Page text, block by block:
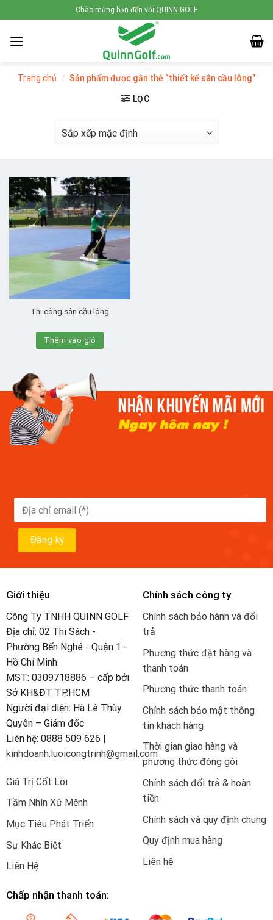
to
content
Chào mừng bạn đến với QUINN GOLF
Trang chủ / Sản phẩm được gắn thẻ “thiết kế sân cầu lông”
LỌC
Thi công sân cầu lông
Thêm vào giỏ
Giới thiệu
Công Ty TNHH QUINN GOLF
Địa chỉ: 02 Thi Sách -
Phường Bến Nghé - Quận 1 -
Hồ Chí Minh
MST: 0309718886 – cấp bởi
Sở KH&ĐT TP.HCM
Người đại diện: Hà Lê Thùy
Quyên – Giám đốc
Liên hệ: 0888 509 626 |
kinhdoanh.luoicongtrinh@gmail.com
Giá Trị Cốt Lõi
Tầm Nhìn Xứ Mệnh
Mục Tiêu Phát Triển
Sự Khác Biệt
Liên Hệ
Chính sách công ty
Chính sách bảo hành và đổi
trả
Phương thức đặt hàng và
thanh toán
Phương thức thanh toán
Chính sách bảo mật thông
tin khách hàng
Thời gian giao hàng và
phương thức đóng gói
Chính sách đổi trả & hoàn
tiền
Chính sách và quy định chung
Quy định mua hàng
Liên hệ
Chấp nhận thanh toán: